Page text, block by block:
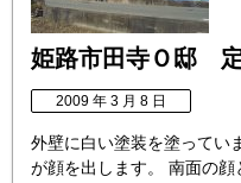
姫路市田寺Ｏ邸
2009 年 3 月 8 日
外壁に白い塗装を塗ってい
が顔を出します。 南面の